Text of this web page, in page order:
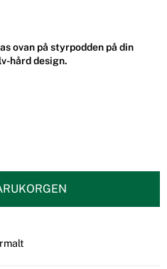
ovan på styrpodden på din
hård design.